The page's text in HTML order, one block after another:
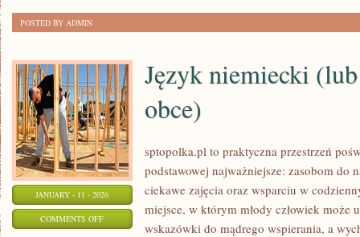
POSTED BY ADMIN
JANUARY - 11 - 2026
COMMENTS OFFON
Język niemiecki
obce)
sptopolka.pl to praktyczna przestrzeń
podstawowej najważniejsze: zasobom do
ciekawe zajęcia oraz wsparciu w
miejsce, w którym młody człowiek może
wskazówki do mądrego wspierania, a